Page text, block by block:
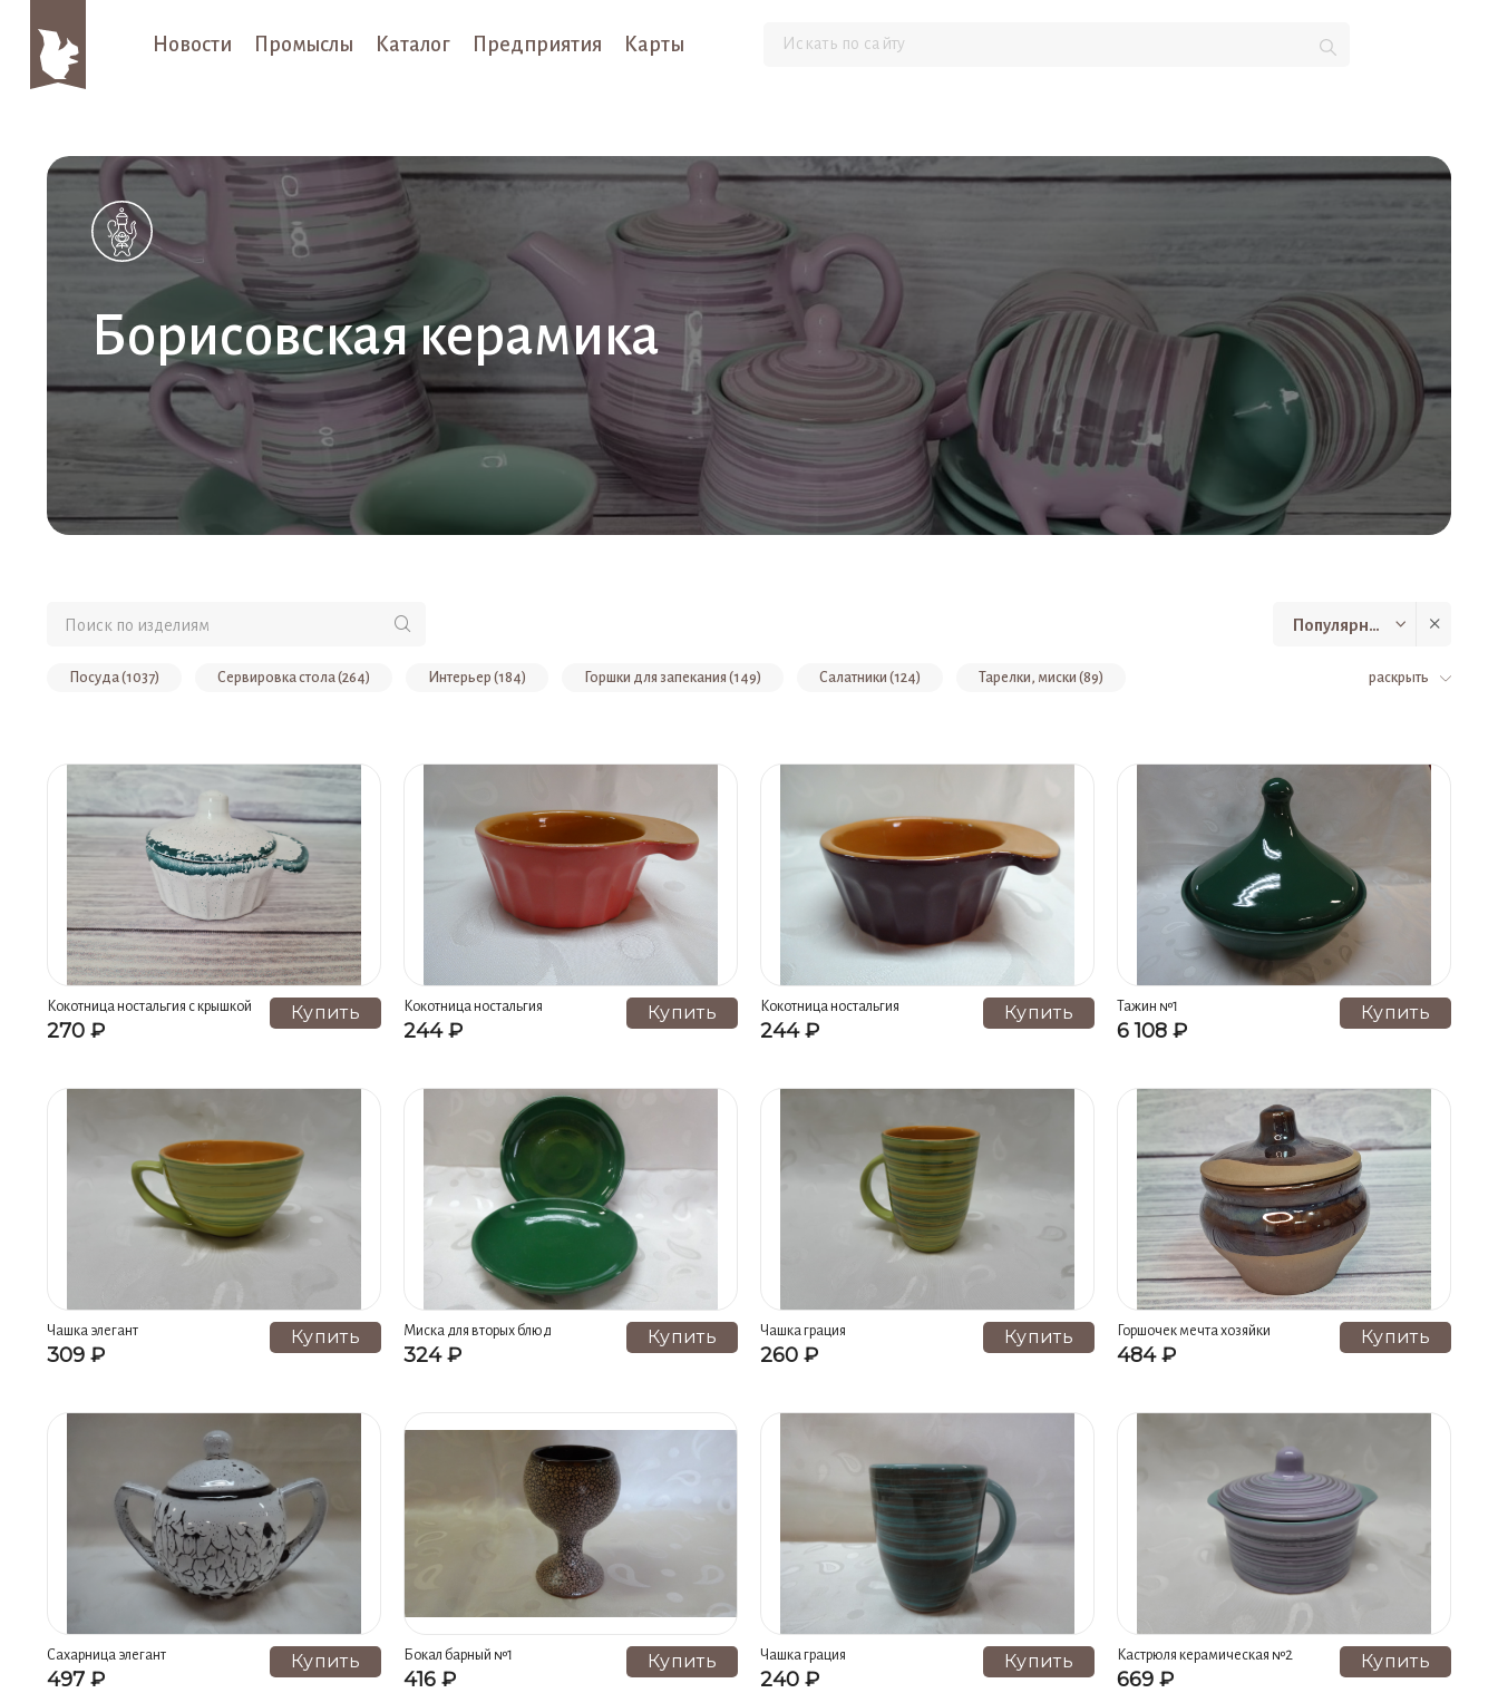
Новости Промыслы Каталог Предприятия Карты
Борисовская керамика
Популярные
раскрыть
Посуда (1037) Сервировка стола (264) Интерьер (184) Горшки для запекания (149) Салатники (124) Тарелки, миски (89)
Наборы для холодца (21) Настенные панно (8)
Новогодние сувениры (8) Вазы (7) Статуэтки (7) Карандашницы (3) Цветочники (3) Супницы (1) Подсвечники (1)
Кокотница ностальгия с крышкой
270 ₽
Купить Кокотница ностальгия
244 ₽
Купить Кокотница ностальгия
244 ₽
Купить Тажин №1
6 108 ₽
Купить
Чашка элегант
309 ₽
Купить Миска для вторых блюд
324 ₽
Купить Чашка грация
260 ₽
Купить Горшочек мечта хозяйки
484 ₽
Купить
Сахарница элегант
497 ₽
Купить Бокал барный №1
416 ₽
Купить Чашка грация
240 ₽
Купить Кастрюля керамическая №2
669 ₽
Купить